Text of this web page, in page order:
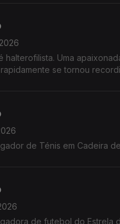
halterofilista. Uma
se tornou
de Ténis em Cadeira
Moniz, jogadora de futebol